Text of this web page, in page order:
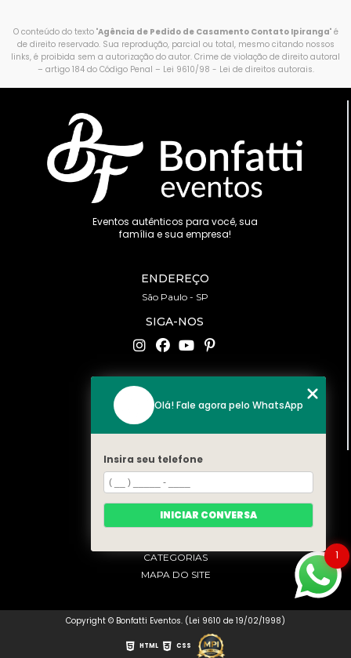
O conteúdo do texto "Agência de Pedido de Casamento Contato Ipiranga" é
de direito reservado. Sua reprodução, parcial ou total, mesmo citando nossos
links, é proibida sem a autorização do autor. Crime de violação de direito autoral
– artigo 184 do Código Penal – Lei 9610/98 - Lei de direitos autorais.
Eventos autênticos para você, sua
família e sua empresa!
ENDEREÇO
São Paulo - SP
SIGA-NOS
CONTATO
(11) 94519-2422
contato@bonfattieventos.com.br
MENU
HOME
A BONFATTI
CATEGORIAS
MAPA DO SITE
Copyright © Bonfatti Eventos. (Lei 9610 de 19/02/1998)
HTML CSS
1
Olá! Fale agora pelo WhatsApp
Insira seu telefone
INICIAR CONVERSA